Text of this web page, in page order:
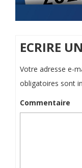
ECRIRE
Votre adresse e-
obligatoires sont
Commentaire